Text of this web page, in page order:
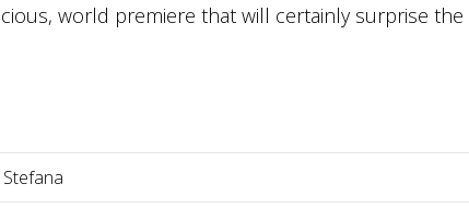
world premiere that will certainly surprise the